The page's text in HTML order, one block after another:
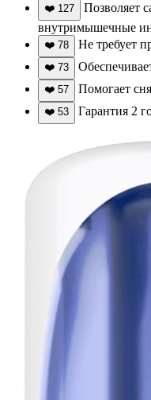
❤️ 127
Позволяет
внутримышечные
❤️ 78 Не требует
❤️ 73
❤️ 57 Помогает
❤️ 53 Гарантия 2